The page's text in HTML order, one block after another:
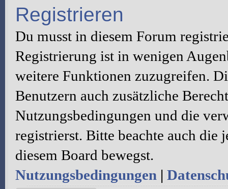
Registrieren
Du musst in diesem Forum
Registrierung ist in wenigen
weitere Funktionen zuzugreifen.
Benutzern auch zusätzliche
Nutzungsbedingungen und die
registrierst. Bitte beachte auch
diesem Board bewegst.
Nutzungsbedingungen |